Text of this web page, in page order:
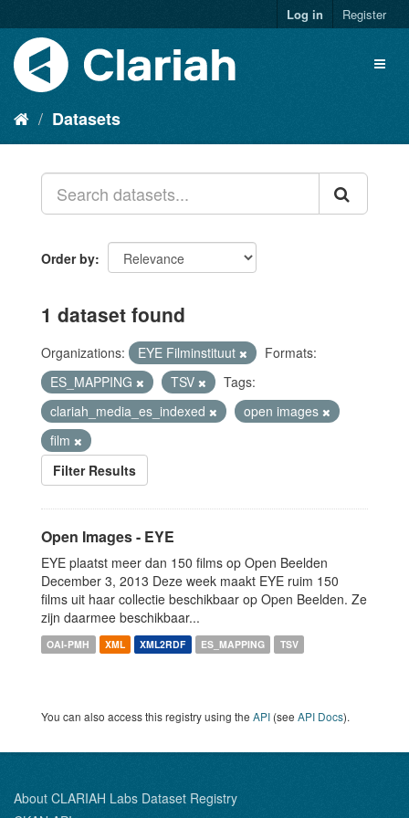
Log in Register
Datasets
Order by
1 dataset found
Organizations: EYE Filminstituut
Formats:
ES_MAPPING
TSV
Tags:
clariah_media_es_indexed
open images
film
Filter Results
Open Images - EYE
EYE plaatst meer dan 150 films op Open Beelden
December 3, 2013 Deze week maakt EYE ruim 150
films uit haar collectie beschikbaar op Open Beelden. Ze
zijn daarmee beschikbaar...
OAI-PMH XML XML2RDF ES_MAPPING TSV
You can also access this registry using the API (see API Docs).
About CLARIAH Labs Dataset Registry